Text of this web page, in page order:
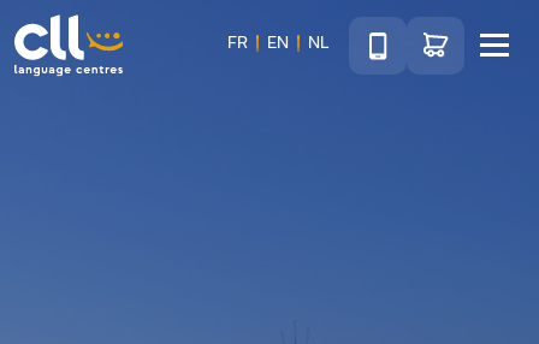
CLL
FR EN NL
TéléphoneGa naar de